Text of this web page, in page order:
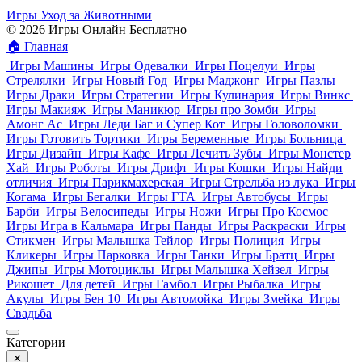
Игры Уход за Животными
© 2026 Игры Онлайн Бесплатно
🏠 Главная
Игры Машины Игры Одевалки Игры Поцелуи Игры
Стрелялки Игры Новый Год Игры Маджонг Игры Пазлы
Игры Драки Игры Стратегии Игры Кулинария Игры Винкс
Игры Макияж Игры Маникюр Игры про Зомби Игры
Амонг Ас Игры Леди Баг и Супер Кот Игры Головоломки
Игры Готовить Тортики Игры Беременные Игры Больница
Игры Дизайн Игры Кафе Игры Лечить Зубы Игры Монстер
Хай Игры Роботы Игры Дрифт Игры Кошки Игры Найди
отличия Игры Парикмахерская Игры Стрельба из лука Игры
Когама Игры Бегалки Игры ГТА Игры Автобусы Игры
Барби Игры Велосипеды Игры Ножи Игры Про Космос
Игры Игра в Кальмара Игры Панды Игры Раскраски Игры
Стикмен Игры Малышка Тейлор Игры Полиция Игры
Кликеры Игры Парковка Игры Танки Игры Братц Игры
Джипы Игры Мотоциклы Игры Малышка Хейзел Игры
Рикошет Для детей Игры Гамбол Игры Рыбалка Игры
Акулы Игры Бен 10 Игры Автомойка Игры Змейка Игры
Свадьба
Категории
✕